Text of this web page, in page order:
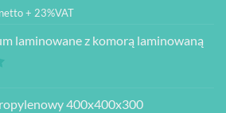
+ 23%VAT
laminowane z komorą laminowaną
400x400x300